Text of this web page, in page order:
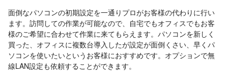
面倒なパソコンの初期設定を一通りプロがお客様の代わりに行い
ます。訪問しての作業が可能なので、自宅でもオフィスでもお客
様のご希望に合わせて作業に来てもらえます。パソコンを新しく
買った、オフィスに複数台導入したが設定が面倒くさい、早くパ
ソコンを使いたいというお客様におすすめです。オプションで無
線LAN設定も依頼することができます。